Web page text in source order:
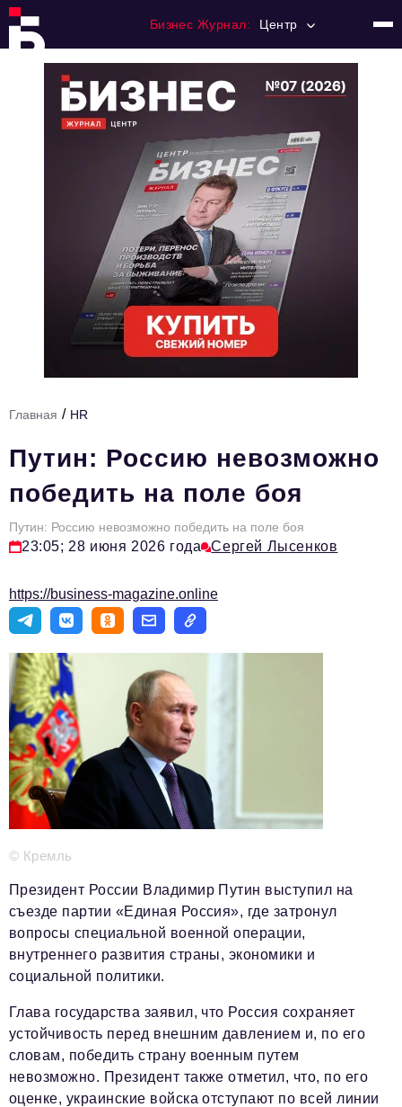
Бизнес Журнал: Центр
Регулирование
Премия "Тульский Бизнес"
История тульского предпринимательства
Тема номера
HR
Персона номера
Технологии и тренды
Туризм
Импортозамещение
Мероприятия
Авторские материалы
Видео
Телефон редакции: +7 495 727-01-67
info@business-magazine.online
Отдел рекламы
reklama@business-magazine.online
Отдел распространения/редакционная подписка
podpiska@business-magazine.online
Отдел по работе с партнерами
partner@business-magazine.online
Главная / HR
Путин: Россию невозможно
победить на поле боя
Путин: Россию невозможно победить на поле боя
23:05; 28 июня 2026 года Сергей Лысенков
https://business-magazine.online
© Кремль
Президент России Владимир Путин выступил на
съезде партии «Единая Россия», где затронул
вопросы специальной военной операции,
внутреннего развития страны, экономики и
социальной политики.
Глава государства заявил, что Россия сохраняет
устойчивость перед внешним давлением и, по его
словам, победить страну военным путем
невозможно. Президент также отметил, что, по его
оценке, украинские войска отступают по всей линии